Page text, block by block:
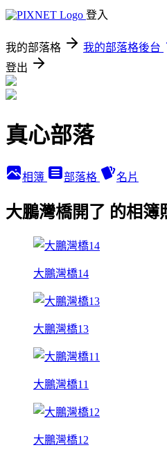
登入
我的部落格 我的部落格後台
登出
真心部落
相簿 部落格 名片
大鵬灣橋開了 的相簿
大鵬灣橋14
大鵬灣橋13
大鵬灣橋11
大鵬灣橋12